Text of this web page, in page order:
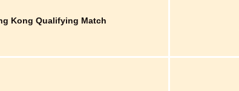
Kong Qualifying Match